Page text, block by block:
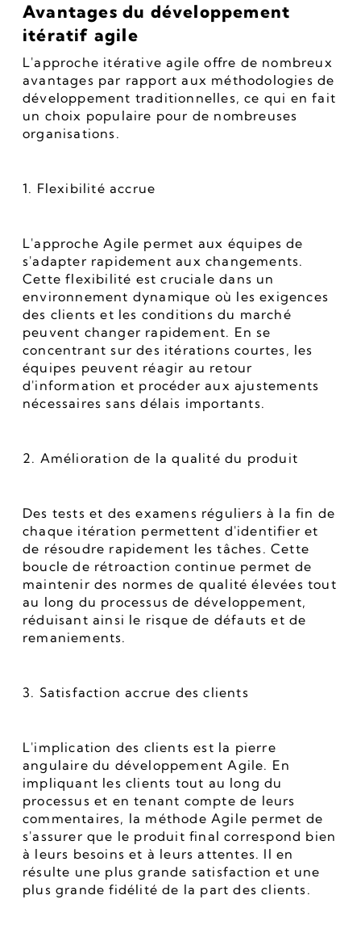
Avantages du développement
itératif agile
L'approche itérative agile offre de nombreux
avantages par rapport aux méthodologies de
développement traditionnelles, ce qui en fait
un choix populaire pour de nombreuses
organisations.
1. Flexibilité accrue
L'approche Agile permet aux équipes de
s'adapter rapidement aux changements.
Cette flexibilité est cruciale dans un
environnement dynamique où les exigences
des clients et les conditions du marché
peuvent changer rapidement. En se
concentrant sur des itérations courtes, les
équipes peuvent réagir au retour
d'information et procéder aux ajustements
nécessaires sans délais importants.
2. Amélioration de la qualité du produit
Des tests et des examens réguliers à la fin de
chaque itération permettent d'identifier et
de résoudre rapidement les tâches. Cette
boucle de rétroaction continue permet de
maintenir des normes de qualité élevées tout
au long du processus de développement,
réduisant ainsi le risque de défauts et de
remaniements.
3. Satisfaction accrue des clients
L'implication des clients est la pierre
angulaire du développement Agile. En
impliquant les clients tout au long du
processus et en tenant compte de leurs
commentaires, la méthode Agile permet de
s'assurer que le produit final correspond bien
à leurs besoins et à leurs attentes. Il en
résulte une plus grande satisfaction et une
plus grande fidélité de la part des clients.